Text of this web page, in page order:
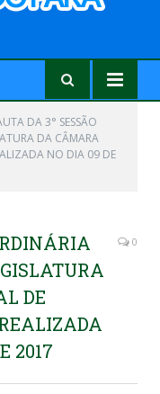
DA 3° SESSÃO
DA CÂMARA
NO DIA 09 DE
DE
2017
0